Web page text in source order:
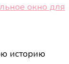
окно для
историю